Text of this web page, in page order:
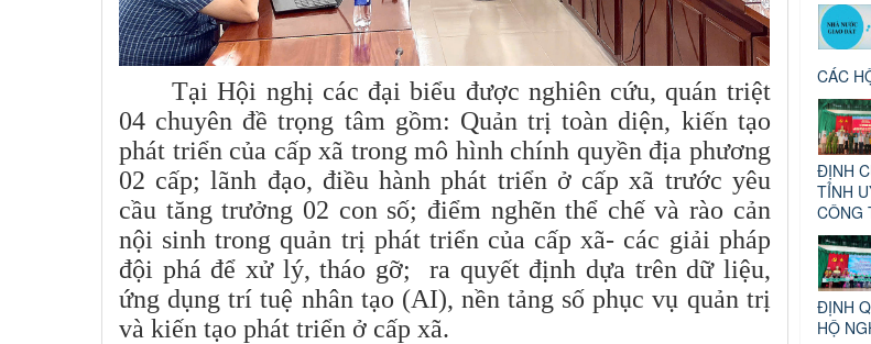
Tại Hội nghị các đại biểu được nghiên cứu, quán triệt
04 chuyên đề trọng tâm gồm: Quản trị toàn diện, kiến tạo
phát triển của cấp xã trong mô hình chính quyền địa phương
02 cấp; lãnh đạo, điều hành phát triển ở cấp xã trước yêu
cầu tăng trưởng 02 con số; điểm nghẽn thể chế và rào cản
nội sinh trong quản trị phát triển của cấp xã- các giải pháp
đội phá để xử lý, tháo gỡ; ra quyết định dựa trên dữ liệu,
ứng dụng trí tuệ nhân tạo (AI), nền tảng số phục vụ quản trị
và kiến tạo phát triển ở cấp xã.
CÁC
ĐỊNH
TỈNH
CÔNG
ĐỊNH
HỘ